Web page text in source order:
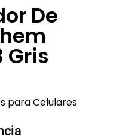
De
Gris
para Celulares